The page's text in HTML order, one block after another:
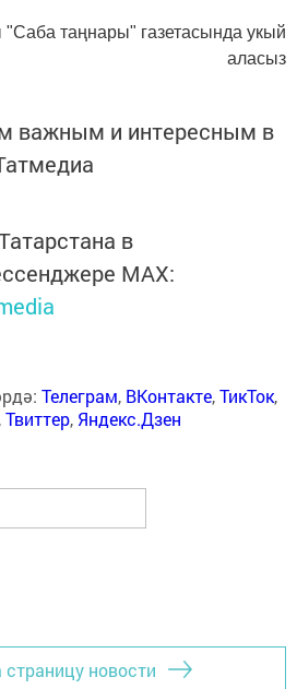
таңнары" газетасында укый
аласыз
важным и интересным в
в
MАХ:
Телеграм, ВКонтакте,ТикТок,
,Твиттер, Яндекс.Дзен
страницу новости